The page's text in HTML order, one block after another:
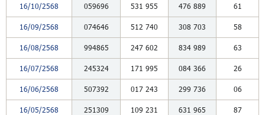
16/10/2568 059696 531 955 476 889 61
16/09/2568 074646 512 740 308 703 58
16/08/2568 994865 247 602 834 989 63
16/07/2568 245324 171 995 084 366 26
16/06/2568 507392 017 243 299 736 06
16/05/2568 251309 109 231 631 965 87